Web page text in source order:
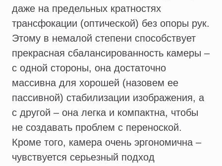
даже на предельных кратностях
трансфокации (оптической) без опоры рук.
Этому в немалой степени способствует
прекрасная сбалансированность камеры –
с одной стороны, она достаточно
массивна для хорошей (назовем ее
пассивной) стабилизации изображения, а
с другой – она легка и компактна, чтобы
не создавать проблем с переноской.
Кроме того, камера очень эргономична –
чувствуется серьезный подход